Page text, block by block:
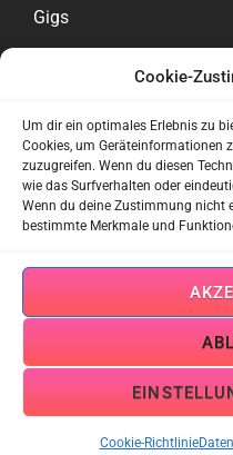
Cookie-
Um dir ein optimales Erlebnis zu
Cookies, um Geräteinformationen
zuzugreifen. Wenn du diesen
wie das Surfverhalten oder
Wenn du deine Zustimmung nicht
bestimmte Merkmale und
Cookie-Richtlinie
Gigs
Impressum
Datenschutzerklärung
Cookie-Richtlinien
Copyright © 2026
Audioman